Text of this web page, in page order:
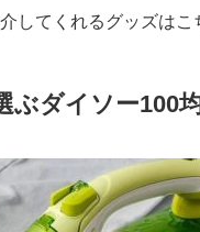
してくれるグッズはこ
ぶダイソー100